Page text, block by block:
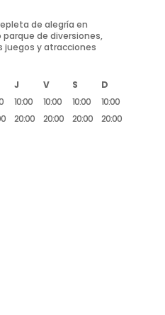
de alegría en
parque de diversiones,
juegos y atracciones
J V S
D
10:00
20:00
10:00
20:00
10:00
20:00
10:00
20:00